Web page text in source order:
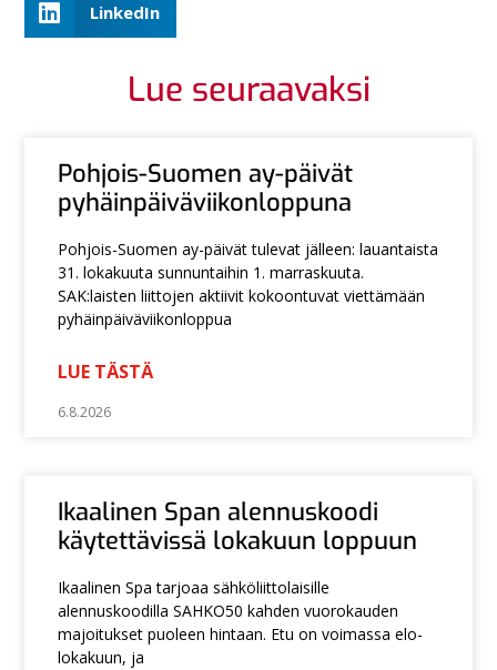
LinkedIn
Lue seuraavaksi
Pohjois-Suomen ay-päivät
pyhäinpäiväviikonloppuna
Pohjois-Suomen ay-päivät tulevat jälleen: lauantaista
31. lokakuuta sunnuntaihin 1. marraskuuta.
SAK:laisten liittojen aktiivit kokoontuvat viettämään
pyhäinpäiväviikonloppua
LUE TÄSTÄ
6.8.2026
Ikaalinen Span alennuskoodi
käytettävissä lokakuun loppuun
Ikaalinen Spa tarjoaa sähköliittolaisille
alennuskoodilla SAHKO50 kahden vuorokauden
majoitukset puoleen hintaan. Etu on voimassa elo-
lokakuun, ja